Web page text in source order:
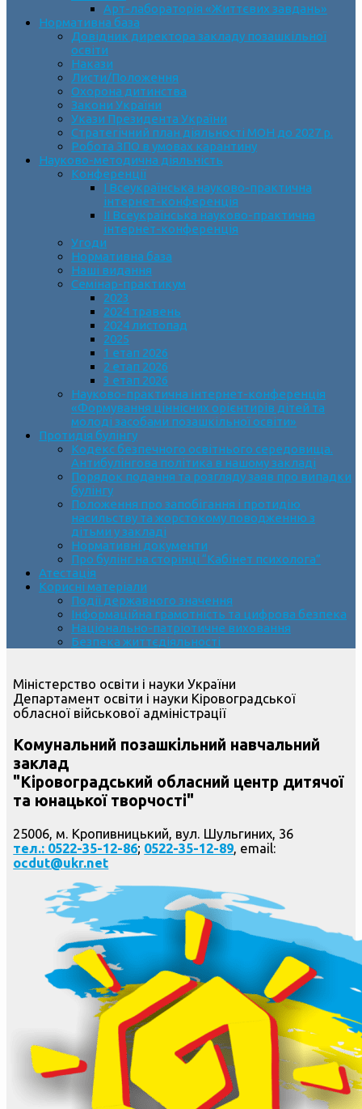
Арт-лабораторія «Життєвих завдань»
Нормативна база
Довідник директора закладу позашкільної
освіти
Накази
Листи/Положення
Охорона дитинства
Закони України
Укази Президента України
Стратегічний план діяльності МОН до 2027 р.
Робота ЗПО в умовах карантину
Науково-методична діяльність
Конференції
І Всеукраїнська науково-практична
інтернет-конференція
ІІ Всеукраїнська науково-практична
інтернет-конференція
Угоди
Нормативна база
Наші видання
Семінар-практикум
2023
2024 травень
2024 листопад
2025
1 етап 2026
2 етап 2026
3 етап 2026
Науково-практична інтернет-конференція
«Формування ціннісних орієнтирів дітей та
молоді засобами позашкільної освіти»
Протидія булінгу
Кодекс безпечного освітнього середовища.
Антибулінгова політика в нашому закладі
Порядок подання та розгляду заяв про випадки
булінгу
Положення про запобігання і протидію
насильству та жорстокому поводженню з
дітьми у закладі
Нормативні документи
Про булінг на сторінці “Кабінет психолога”
Атестація
Корисні матеріали
Події державного значення
Інформаційна грамотність та цифрова безпека
Національно-патріотичне виховання
Безпека життєдіяльності
Міністерство освіти і науки України
Департамент освіти і науки Кіровоградської
обласної військової адміністрації
Комунальний позашкільний навчальний
заклад
"Кіровоградський обласний центр дитячої
та юнацької творчості"
25006, м. Кропивницький, вул. Шульгиних, 36
тел.: 0522-35-12-86; 0522-35-12-89, email:
ocdut@ukr.net